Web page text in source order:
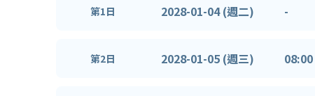
第1日 2028-01-04 (週二) -
第2日 2028-01-05 (週三) 08:00